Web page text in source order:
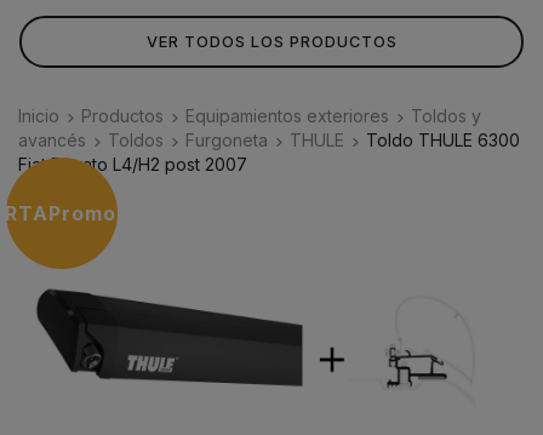
VER TODOS LOS PRODUCTOS
Inicio Productos Equipamientos exteriores
Toldos y
avancés
Toldos Furgoneta THULE
Toldo THULE 6300
Fiat Ducato L4/H2 post 2007
Promoción